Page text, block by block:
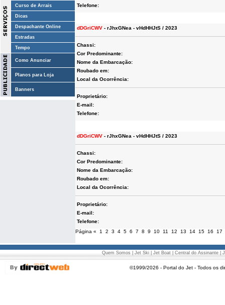
Curso de Arrais
Dicas
Despachante Online
Estradas
Tempo
Como Anunciar
Planos para Loja
Banners
Telefone:
dDGriCWV - rJhxGNea - vHdHHJtS / 2023
Chassi:
Cor Predominante:
Nome da Embarcação:
Roubado em:
Local da Ocorrência:
Proprietário:
E-mail:
Telefone:
dDGriCWV - rJhxGNea - vHdHHJtS / 2023
Chassi:
Cor Predominante:
Nome da Embarcação:
Roubado em:
Local da Ocorrência:
Proprietário:
E-mail:
Telefone:
Página « 1 2 3 4 5 6 7 8 9 10 11 12 13 14 15 16 17
Quem Somos Jet Ski Jet Boat Central do Assinante
©1999/2026 - Portal do Jet - Todos os